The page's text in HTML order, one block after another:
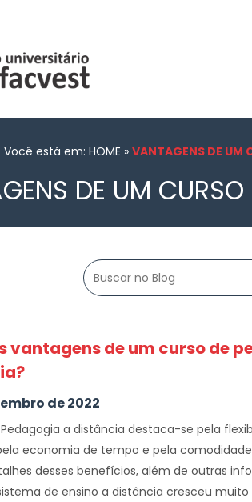
Você está em: HOME » VANTAGENS DE UM
DE UM
vantagens de um curso de
de 2022
a distância destaca-se pela
economia de tempo e pela
desses benefícios, além de outras
de ensino a distância cresceu muito